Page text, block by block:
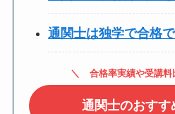
通関士は独学で合格
合格率実績や受講料
通関士のおすす